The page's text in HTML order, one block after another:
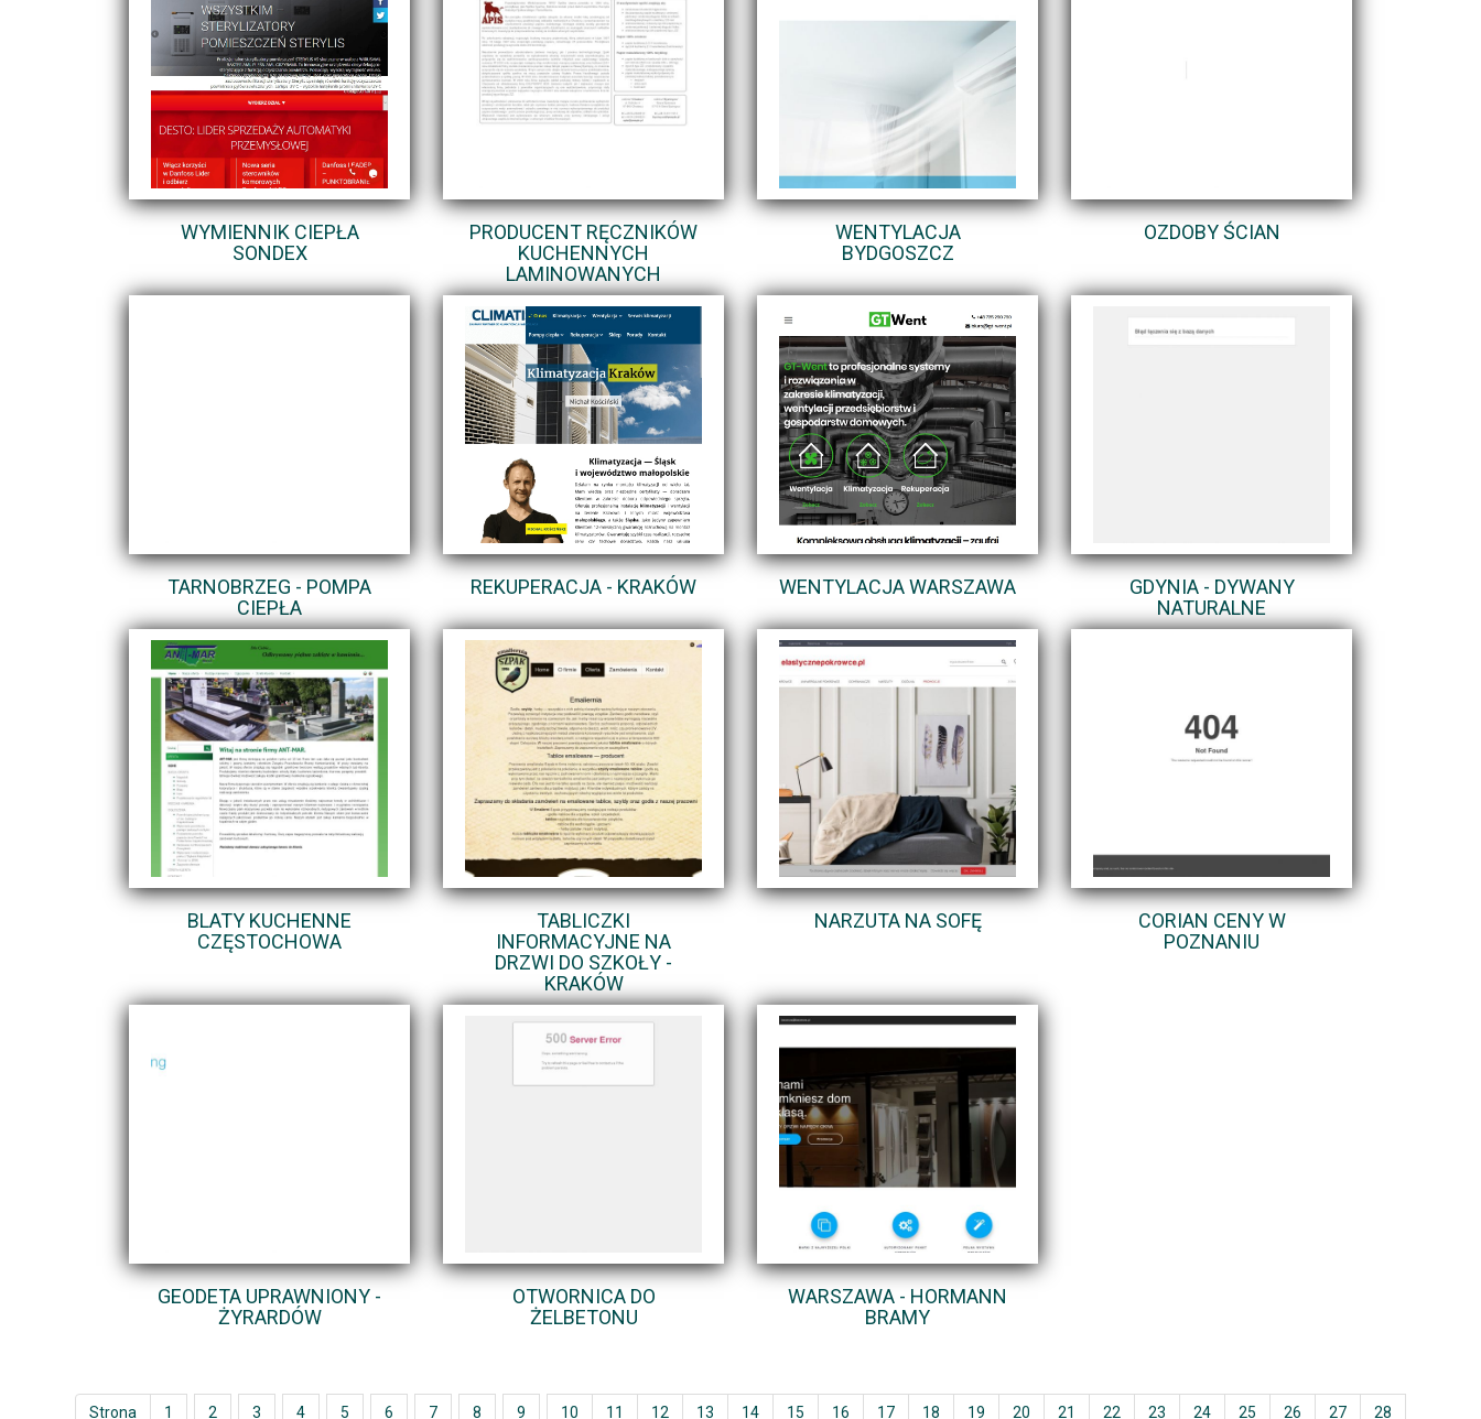
WYMIENNIK CIEPŁA
SONDEX
PRODUCENT RĘCZNIKÓW
KUCHENNYCH
LAMINOWANYCH
WENTYLACJA
BYDGOSZCZ
OZDOBY ŚCIAN
TARNOBRZEG - POMPA
CIEPŁA
REKUPERACJA - KRAKÓW WENTYLACJA WARSZAWA
GDYNIA - DYWANY
NATURALNE
BLATY KUCHENNE
CZĘSTOCHOWA
TABLICZKI
INFORMACYJNE NA
DRZWI DO SZKOŁY -
KRAKÓW
NARZUTA NA SOFĘ
CORIAN CENY W
POZNANIU
GEODETA UPRAWNIONY -
ŻYRARDÓW
OTWORNICA DO
ŻELBETONU
WARSZAWA - HORMANN
BRAMY
Strona 1 2 3 4 5 6 7 8 9 10 11 12 13 14 15 16 17 18 19 20 21 22 23 24 25 26 27 28